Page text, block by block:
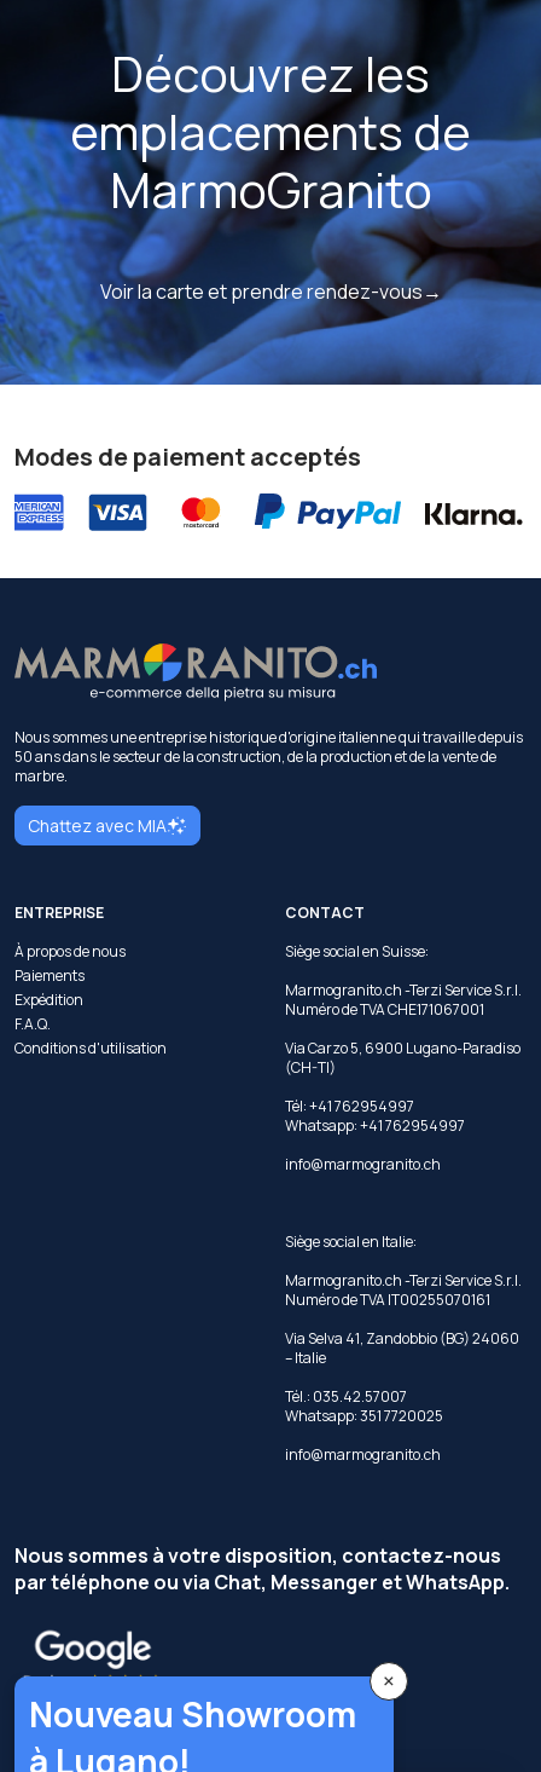
Découvrez les
emplacements de
MarmoGranito
Voir la carte et prendre rendez-vous→
Modes de paiement acceptés
Nous sommes une entreprise historique d'origine italienne qui travaille depuis
50 ans dans le secteur de la construction, de la production et de la vente de
marbre.
Chattez avec MIA
ENTREPRISE
À propos de nous
Paiements
Expédition
F.A.Q.
Conditions d'utilisation
CONTACT
Siège social en Suisse:
Marmogranito.ch -Terzi Service S.r.l.
Numéro de TVA CHE171067001
Via Carzo 5, 6900 Lugano-Paradiso
(CH-TI)
Tél: +41 762954997
Whatsapp:+41 762954997
info@marmogranito.ch
Siège social en Italie:
Marmogranito.ch -Terzi Service S.r.l.
Numéro de TVA IT00255070161
Via Selva 41, Zandobbio (BG) 24060
– Italie
Tél.: 035.42.57007
Whatsapp: 351 7720025
info@marmogranito.ch
Nous sommes à votre disposition, contactez-nous
par téléphone ou via Chat, Messanger et WhatsApp.
×
Nouveau Showroom
à Lugano!